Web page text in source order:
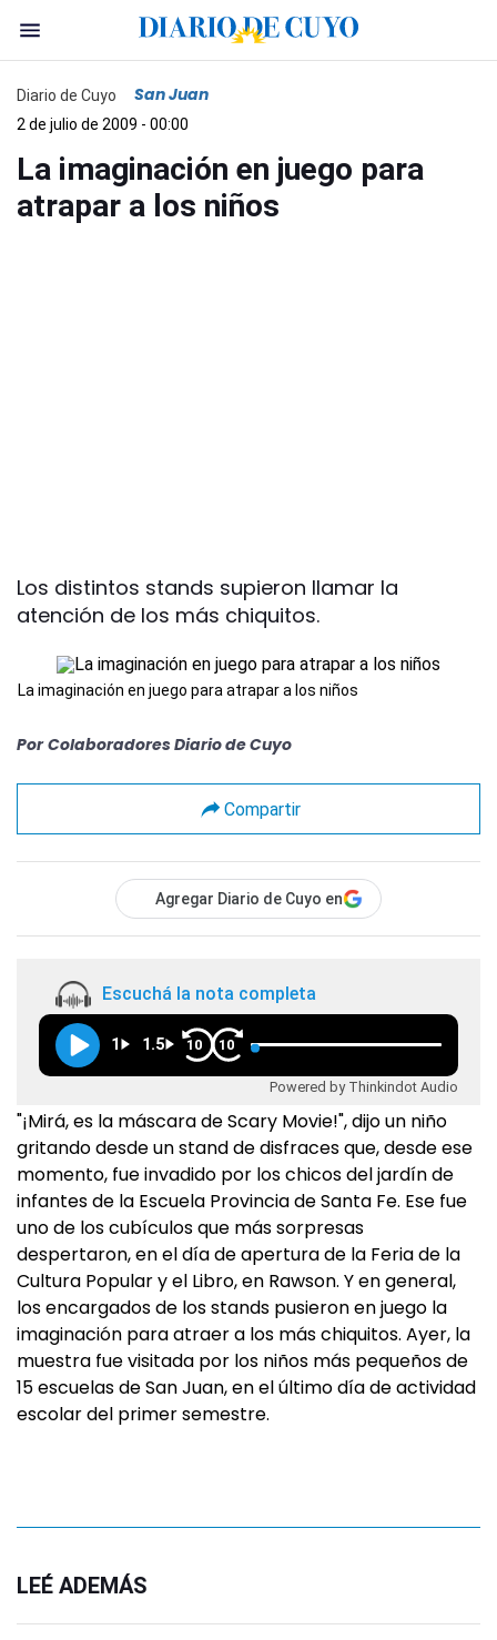
Diario de Cuyo San Juan
2 de julio de 2009 - 00:00
La imaginación en juego para
atrapar a los niños
Los distintos stands supieron llamar la
atención de los más chiquitos.
La imaginación en juego para atrapar a los niños
Por Colaboradores Diario de Cuyo
Compartir
Agregar Diario de Cuyo en
Escuchá la nota completa
1 1.5 10 10
Powered by Thinkindot Audio
"¡Mirá, es la máscara de Scary Movie!", dijo un niño
gritando desde un stand de disfraces que, desde ese
momento, fue invadido por los chicos del jardín de
infantes de la Escuela Provincia de Santa Fe. Ese fue
uno de los cubículos que más sorpresas
despertaron, en el día de apertura de la Feria de la
Cultura Popular y el Libro, en Rawson. Y en general,
los encargados de los stands pusieron en juego la
imaginación para atraer a los más chiquitos. Ayer, la
muestra fue visitada por los niños más pequeños de
15 escuelas de San Juan, en el último día de actividad
escolar del primer semestre.
LEÉ ADEMÁS